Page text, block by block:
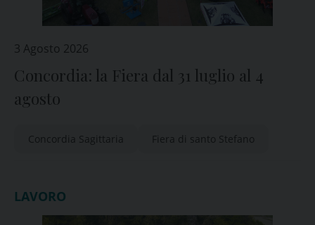
3 Agosto 2026
Concordia: la Fiera dal 31 luglio al 4
agosto
Concordia Sagittaria Fiera di santo Stefano
LAVORO